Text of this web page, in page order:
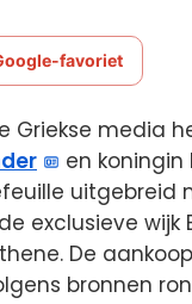
favoriet
Griekse media
en koningin
uitgebreid
exclusieve wijk
De
bronnen